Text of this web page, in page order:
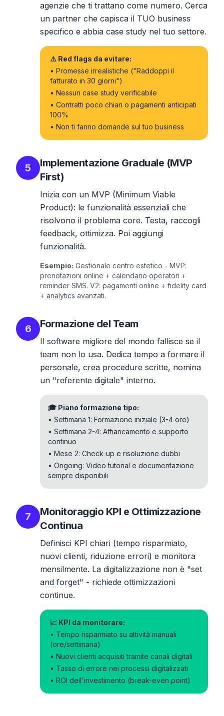
agenzie che ti trattano come numero. Cerca
un partner che capisca il TUO business
specifico e abbia case study nel tuo settore.
⚠️ Red flags da evitare:
• Promesse irrealistiche ("Raddoppi il
fatturato in 30 giorni")
• Nessun case study verificabile
• Contratti poco chiari o pagamenti anticipati
100%
• Non ti fanno domande sul tuo business
5
Implementazione Graduale (MVP
First)
Inizia con un MVP (Minimum Viable
Product): le funzionalità essenziali che
risolvono il problema core. Testa, raccogli
feedback, ottimizza. Poi aggiungi
funzionalità.
Esempio: Gestionale centro estetico - MVP:
prenotazioni online + calendario operatori +
reminder SMS. V2: pagamenti online + fidelity card
+ analytics avanzati.
6 Formazione del Team
Il software migliore del mondo fallisce se il
team non lo usa. Dedica tempo a formare il
personale, crea procedure scritte, nomina
un "referente digitale" interno.
🎓 Piano formazione tipo:
• Settimana 1: Formazione iniziale (3-4 ore)
• Settimana 2-4: Affiancamento e supporto
continuo
• Mese 2: Check-up e risoluzione dubbi
• Ongoing: Video tutorial e documentazione
sempre disponibili
7
Monitoraggio KPI e Ottimizzazione
Continua
Definisci KPI chiari (tempo risparmiato,
nuovi clienti, riduzione errori) e monitora
mensilmente. La digitalizzazione non è "set
and forget" - richiede ottimizzazioni
continue.
📈 KPI da monitorare:
• Tempo risparmiato su attività manuali
(ore/settimana)
• Nuovi clienti acquisiti tramite canali digitali
• Tasso di errore nei processi digitalizzati
• ROI dell'investimento (break-even point)